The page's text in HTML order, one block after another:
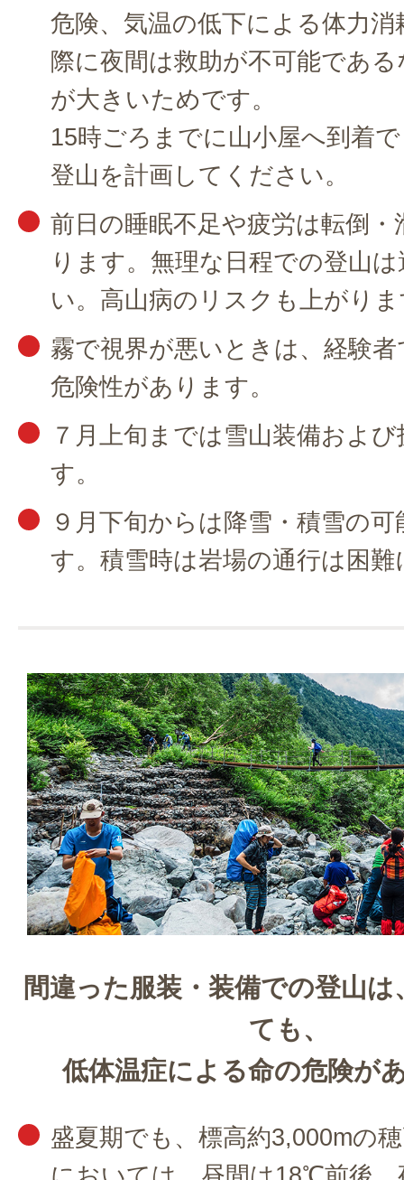
危険、気温の低下による体力消
際に夜間は救助が不可能であ
が大きいためです。
15時ごろまでに山小屋へ到着
登山を計画してください。
前日の睡眠不足や疲労は転倒
ります。無理な日程での登山
い。高山病のリスクも上がり
霧で視界が悪いときは、経験
危険性があります。
７月上旬までは雪山装備およ
す。
９月下旬からは降雪・積雪の
す。積雪時は岩場の通行は困
間違った服装・装備での登山
ても、
低体温症による命の危険が
盛夏期でも、標高約3,000mの